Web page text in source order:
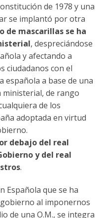
de 1978 y una
se implantó por otra
de mascarillas se ha
, despreciándose
y afectando a
ciudadanos con el
española a base de una
de rango
de los
adoptada en virtud
debajo del real
y del real
.
Española que se ha
al imponernos
de una O.M., se integra